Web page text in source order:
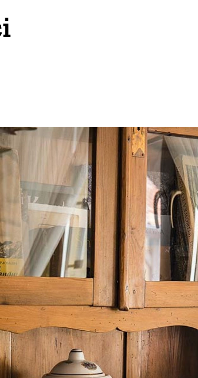
OGRODU
ZRÓB TO SAM
DANIA GŁÓWNE CIASTA I